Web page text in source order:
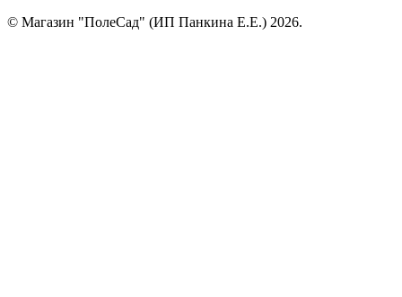
© Магазин "ПолеСад" (ИП Панкина Е.Е.) 2026.